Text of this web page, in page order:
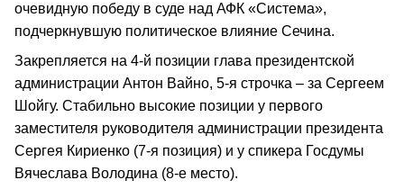
очевидную победу в суде над АФК «Система»,
подчеркнувшую политическое влияние Сечина.
Закрепляется на 4-й позиции глава президентской
администрации Антон Вайно, 5-я строчка – за Сергеем
Шойгу. Стабильно высокие позиции у первого
заместителя руководителя администрации президента
Сергея Кириенко (7-я позиция) и у спикера Госдумы
Вячеслава Володина (8-е место).